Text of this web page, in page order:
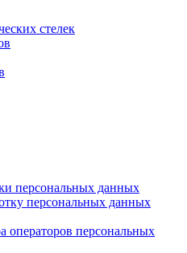
стелек
персональных данных
персональных данных
операторов персональных